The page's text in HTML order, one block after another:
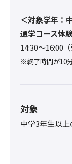
＜対象学年：
通学コース体
14:30〜16:00
※終了時間が10
対象
中学3年生以